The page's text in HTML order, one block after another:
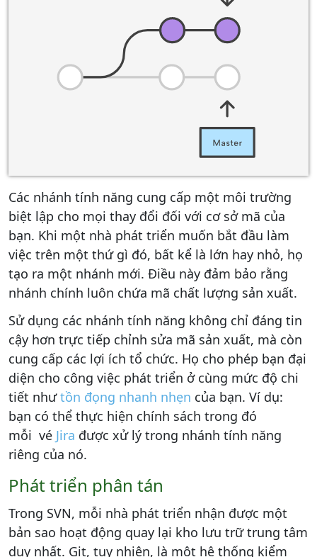
Các nhánh tính năng cung cấp một môi trường
biệt lập cho mọi thay đổi đối với cơ sở mã của
bạn. Khi một nhà phát triển muốn bắt đầu làm
việc trên một thứ gì đó, bất kể là lớn hay nhỏ, họ
tạo ra một nhánh mới. Điều này đảm bảo rằng
nhánh chính luôn chứa mã chất lượng sản xuất.
Sử dụng các nhánh tính năng không chỉ đáng tin
cậy hơn trực tiếp chỉnh sửa mã sản xuất, mà còn
cung cấp các lợi ích tổ chức. Họ cho phép bạn đại
diện cho công việc phát triển ở cùng mức độ chi
tiết nhưtồn đọng nhanh nhẹn của bạn. Ví dụ:
bạn có thể thực hiện chính sách trong đó
mỗi vé Jira được xử lý trong nhánh tính năng
riêng của nó.
Phát triển phân tán
Trong SVN, mỗi nhà phát triển nhận được một
bản sao hoạt động quay lại kho lưu trữ trung tâm
duy nhất. Git, tuy nhiên, là một hệ thống kiểm